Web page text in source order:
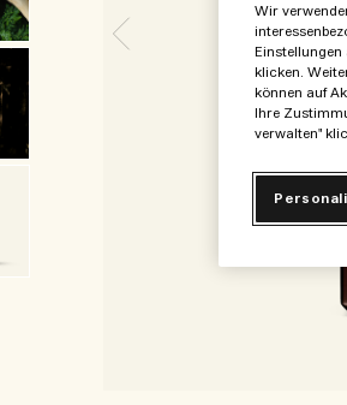
Wir
Einstellungen
klicken.
können auf
Ihre
verwalten"